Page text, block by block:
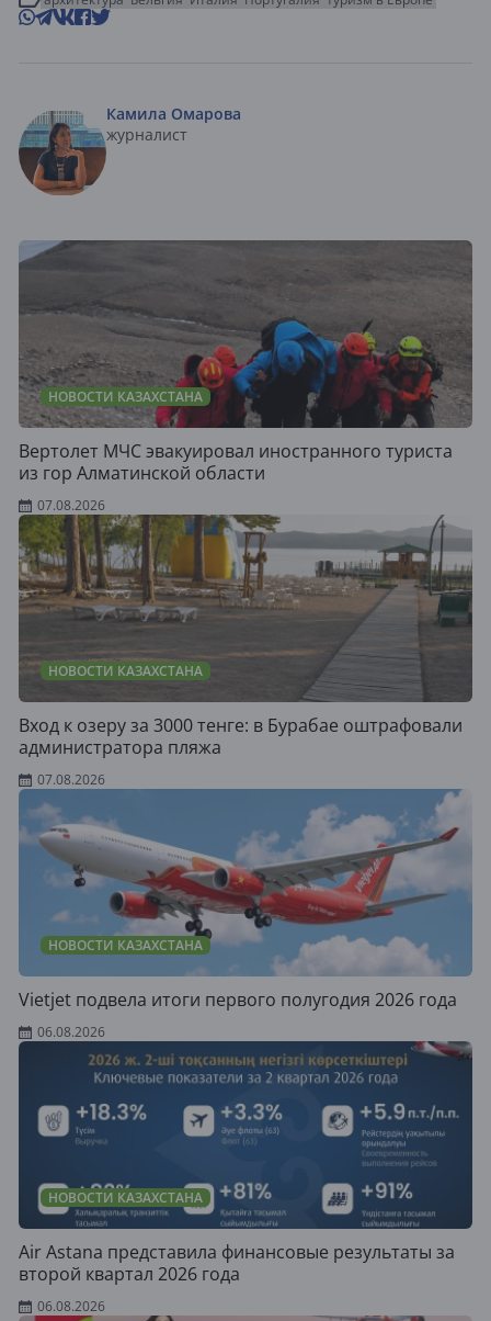
Камила Омарова
журналист
НОВОСТИ КАЗАХСТАНА
Вертолет МЧС эвакуировал иностранного туриста
из гор Алматинской области
07.08.2026
НОВОСТИ КАЗАХСТАНА
Вход к озеру за 3000 тенге: в Бурабае оштрафовали
администратора пляжа
07.08.2026
НОВОСТИ КАЗАХСТАНА
Vietjet подвела итоги первого полугодия 2026 года
06.08.2026
НОВОСТИ КАЗАХСТАНА
Air Astana представила финансовые результаты за
второй квартал 2026 года
06.08.2026